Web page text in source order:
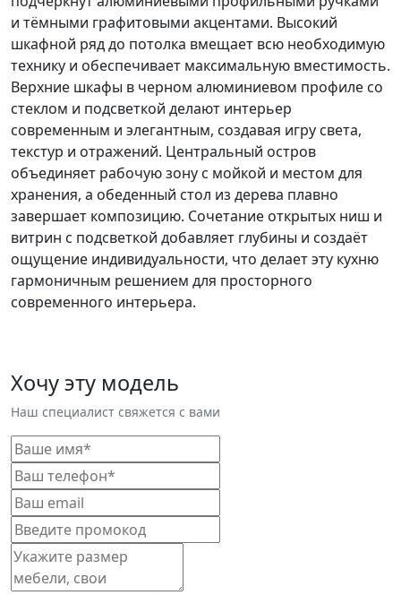
и тёмными графитовыми акцентами. Высокий
шкафной ряд до потолка вмещает всю необходимую
технику и обеспечивает максимальную вместимость.
Верхние шкафы в черном алюминиевом профиле со
стеклом и подсветкой делают интерьер
современным и элегантным, создавая игру света,
текстур и отражений. Центральный остров
объединяет рабочую зону с мойкой и местом для
хранения, а обеденный стол из дерева плавно
завершает композицию. Сочетание открытых ниш и
витрин с подсветкой добавляет глубины и создаёт
ощущение индивидуальности, что делает эту кухню
гармоничным решением для просторного
современного интерьера.
Хочу эту модель
Наш специалист свяжется с вами